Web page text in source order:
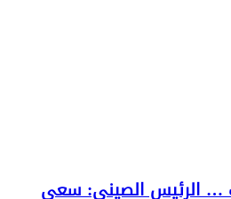
… الرئيس الصيني: سعي